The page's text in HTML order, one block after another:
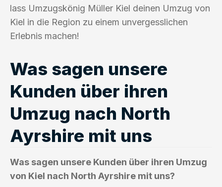
lass Umzugskönig Müller Kiel deinen Umzug von
Kiel in die Region zu einem unvergesslichen
Erlebnis machen!
Was sagen unsere
Kunden über ihren
Umzug nach North
Ayrshire mit uns
Was sagen unsere Kunden über ihren Umzug
von Kiel nach North Ayrshire mit uns?